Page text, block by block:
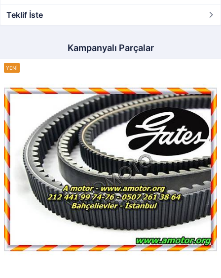
Teklif İste
Kampanyalı Parçalar